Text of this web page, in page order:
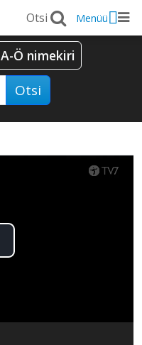
Menüü
A-Ö nimekiri
Otsi